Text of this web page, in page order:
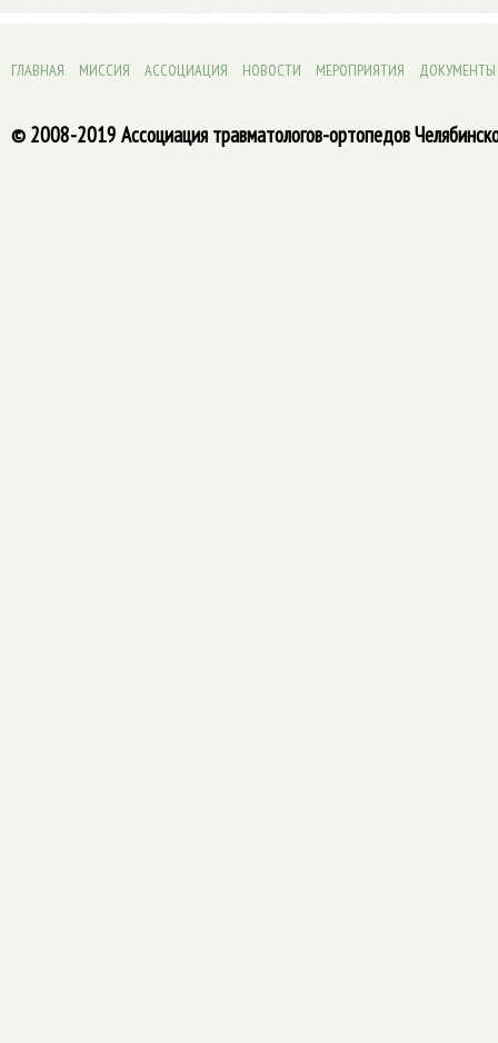
ГЛАВНАЯ МИССИЯ АССОЦИАЦИЯ НОВОСТИ МЕРОПРИЯТИЯ ДОКУМЕНТЫ
© 2008-2019 Ассоциация травматологов-ортопедов